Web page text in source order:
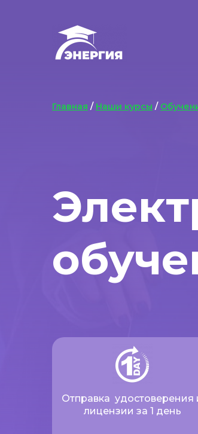
Отправка удостоверения
лицензии за 1 день
Главная / Наши курсы /